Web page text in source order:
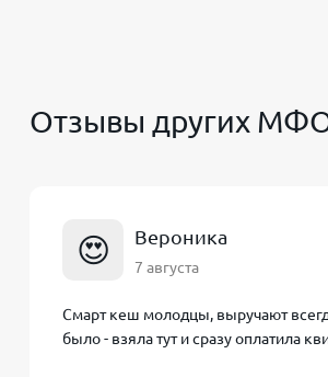
Отзывы других
😍 Вероника
7 августа
Смарт кеш молодцы, выручают
было - взяла тут и сразу оплатила